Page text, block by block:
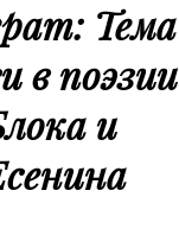
Тема
в поэзии
и